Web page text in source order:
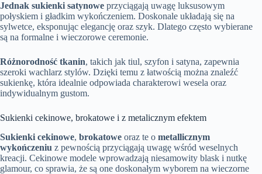
Jednak sukienki satynowe przyciągają uwagę luksusowym
połyskiem i gładkim wykończeniem. Doskonale układają się na
sylwetce, eksponując elegancję oraz szyk. Dlatego często wybierane
są na formalne i wieczorowe ceremonie.
Różnorodność tkanin, takich jak tiul, szyfon i satyna, zapewnia
szeroki wachlarz stylów. Dzięki temu z łatwością można znaleźć
sukienkę, która idealnie odpowiada charakterowi wesela oraz
indywidualnym gustom.
Sukienki cekinowe, brokatowe i z metalicznym efektem
Sukienki cekinowe, brokatowe oraz te o metallicznym
wykończeniu z pewnością przyciągają uwagę wśród weselnych
kreacji. Cekinowe modele wprowadzają niesamowity blask i nutkę
glamour, co sprawia, że są one doskonałym wyborem na wieczorne